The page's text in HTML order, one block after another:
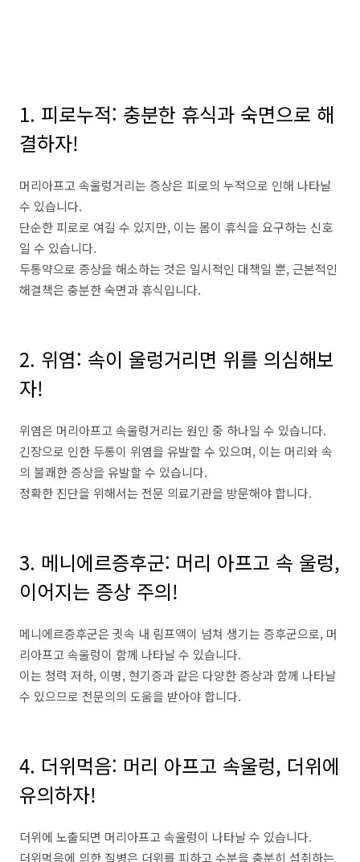
1. 피로누적: 충분한 휴식과 숙면으로 해
결하자!
머리아프고속울렁거리는 증상은 피로의 누적으로 인해 나타날
수 있습니다.
단순한 피로로 여길 수 있지만, 이는 몸이 휴식을 요구하는 신호
일 수 있습니다.
두통약으로 증상을 해소하는 것은 일시적인 대책일 뿐,근본적인
해결책은 충분한숙면과휴식입니다.
2. 위염: 속이 울렁거리면 위를 의심해보
자!
위염은 머리아프고속울렁거리는 원인 중 하나일 수 있습니다.
긴장으로 인한 두통이 위염을 유발할수 있으며, 이는 머리와 속
의 불쾌한증상을 유발할수 있습니다.
정확한 진단을 위해서는 전문 의료기관을 방문해야 합니다.
3. 메니에르증후군: 머리 아프고 속 울렁,
이어지는 증상 주의!
메니에르증후군은 귓속 내 림프액이 넘쳐 생기는 증후군으로, 머
리아프고속울렁이 함께 나타날수 있습니다.
이는 청력 저하, 이명,현기증과 같은 다양한증상과 함께 나타날
수 있으므로 전문의의 도움을 받아야 합니다.
4. 더위먹음: 머리 아프고 속울렁, 더위에
유의하자!
더위에 노출되면 머리아프고속울렁이 나타날수 있습니다.
더위먹음에 의한 질병은 더위를 피하고수분을 충분히 섭취하는